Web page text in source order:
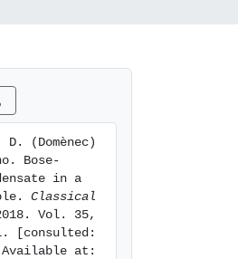
D. (Domènec)
Bose-
in a
Classical
Vol. 35,
[consulted:
at: